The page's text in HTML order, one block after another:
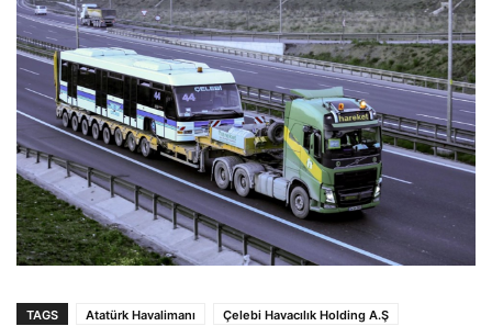
TAGS Atatürk Havalimanı Çelebi Havacılık Holding A.Ş